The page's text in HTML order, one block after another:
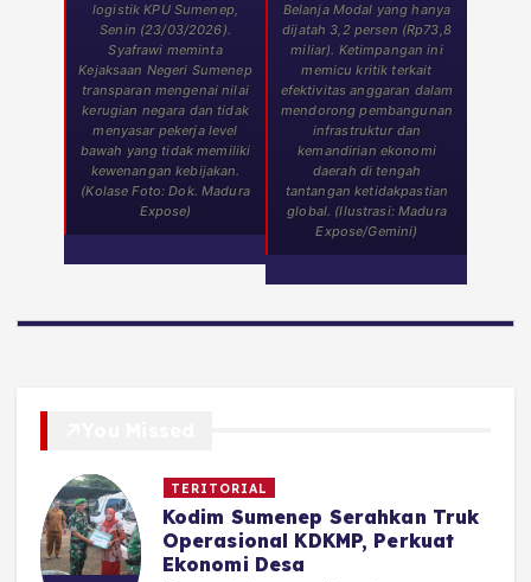
logistik KPU Sumenep,
Senin (23/03/2026).
Syafrawi meminta
Kejaksaan Negeri Sumenep
transparan mengenai nilai
kerugian negara dan tidak
menyasar pekerja level
bawah yang tidak memiliki
kewenangan kebijakan.
(Kolase Foto: Dok. Madura
Expose)
Belanja Modal yang hanya
dijatah 3,2 persen (Rp73,8
miliar). Ketimpangan ini
memicu kritik terkait
efektivitas anggaran dalam
mendorong pembangunan
infrastruktur dan
kemandirian ekonomi
daerah di tengah
tantangan ketidakpastian
global. (Ilustrasi: Madura
Expose/Gemini)
TERITORIAL
Kodim Sumenep Serahkan Truk
Operasional KDKMP, Perkuat
Ekonomi Desa